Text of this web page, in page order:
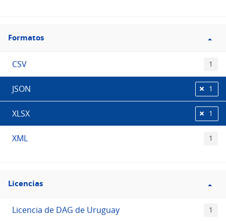
Filtro
Formatos
Formatos
CSV 1
JSON 1
XLSX 1
XML 1
Filtro
Licencias
Licencias
Licencia de DAG de Uruguay 1